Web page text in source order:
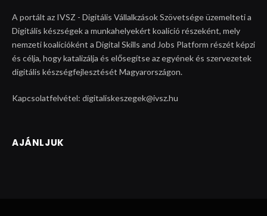
A portált az IVSZ - Digitális Vállalkzások Szövetsége üzemelteti a
Digitális készségek a munkahelyekért koalíció részeként, mely
nemzeti koalícióként a Digital Skills and Jobs Platform részét képzi
és célja, hogy katalizálja és elősegítse az egyének és szervezetek
digitális készségfejlesztését Magyarországon.
Kapcsolatfelvétel: digitaliskeszegek@ivsz.hu
AJÁNLJUK